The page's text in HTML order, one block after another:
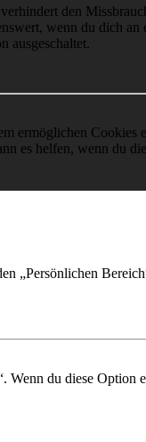
den
wenn du dich
ausgeschaltet.
ermöglichen Cookies
es helfen, wenn du
„Persönlichen
du diese Option